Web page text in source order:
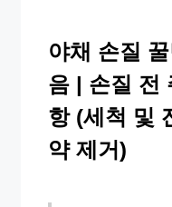
야채 손질
음 | 손질 전
항 (세척 및
약 제거)